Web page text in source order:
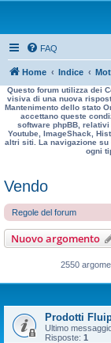
FAQ
Home Indice
Questo forum utilizza dei
visiva di una nuova
Mantenimento dello stato
accettano queste
software phpBB,
Youtube, ImageShack,
altri siti. La navigazione su
ogni
Vendo
Regole del forum
Nuovo argomento
2550
Prodotti
Ultimo
Risposte: 1